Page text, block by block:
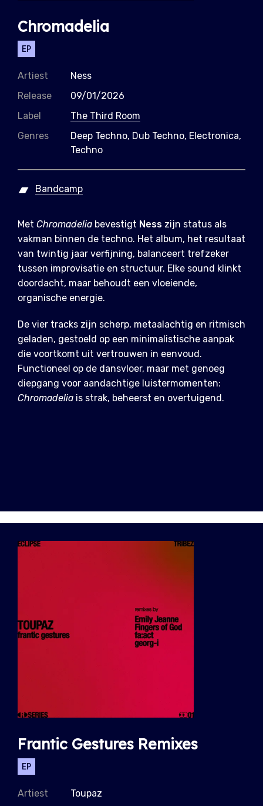
Chromadelia
EP
Artiest
Ness
Release
09/01/2026
Label
The Third Room
Genres
Deep Techno, Dub Techno, Electronica,
Techno
Bandcamp
Met Chromadelia bevestigt Ness zijn status als
vakman binnen de techno. Het album, het resultaat
van twintig jaar verfijning, balanceert trefzeker
tussen improvisatie en structuur. Elke sound klinkt
doordacht, maar behoudt een vloeiende,
organische energie.
De vier tracks zijn scherp, metaalachtig en ritmisch
geladen, gestoeld op een minimalistische aanpak
die voortkomt uit vertrouwen in eenvoud.
Functioneel op de dansvloer, maar met genoeg
diepgang voor aandachtige luistermomenten:
Chromadelia is strak, beheerst en overtuigend.
Frantic Gestures Remixes
EP
Artiest Toupaz